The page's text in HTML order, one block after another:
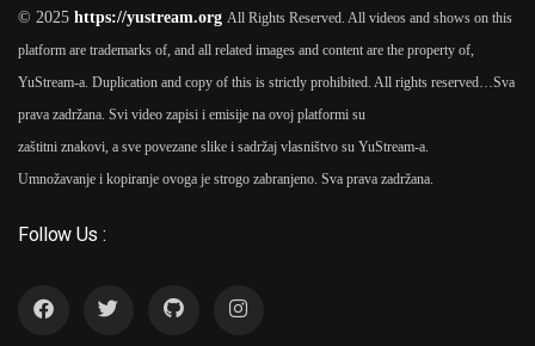
© 2025 https://yustream.org All Rights Reserved. All videos and shows on this
platform are trademarks of, and all related images and content are the property of,
YuStream-a. Duplication and copy of this is strictly prohibited. All rights reserved…Sva
prava zadržana. Svi video zapisi i emisije na ovoj platformi su
zaštitni znakovi, a sve povezane slike i sadržaj vlasništvo su YuStream-a.
Umnožavanje i kopiranje ovoga je strogo zabranjeno. Sva prava zadržana.
Follow Us :